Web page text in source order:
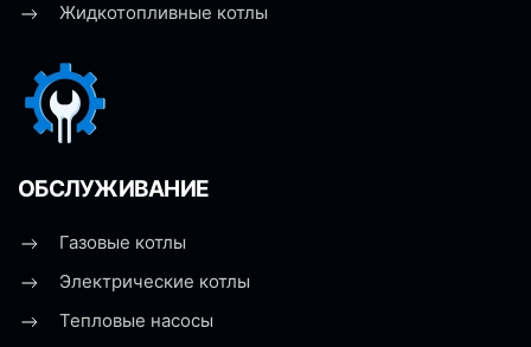
Жидкотопливные котлы
ОБСЛУЖИВАНИЕ
Газовые котлы
Электрические котлы
Тепловые насосы